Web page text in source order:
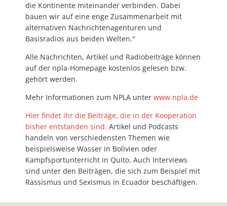
die Kontinente miteinander verbinden. Dabei
bauen wir auf eine enge Zusammenarbeit mit
alternativen Nachrichtenagenturen und
Basisradios aus beiden Welten."
Alle Nachrichten, Artikel und Radiobeiträge können
auf der npla-Homepage kostenlos gelesen bzw.
gehört werden.
Mehr Informationen zum NPLA unter www.npla.de
Hier findet ihr die Beiträge, die in der Kooperation
bisher entstanden sind. Artikel und Podcasts
handeln von verschiedensten Themen wie
beispielsweise Wasser in Bolivien oder
Kampfsportunterricht in Quito. Auch Interviews
sind unter den Beiträgen, die sich zum Beispiel mit
Rassismus und Sexismus in Ecuador beschäftigen.